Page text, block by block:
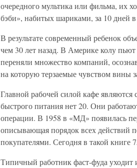
очередного мультика или фильма, их
бэби», набитых шариками, за 10 дней
В результате современный ребенок
чем 30 лет назад. В Америке колу
переняли множество компаний,
на которую терзаемые чувством вины
Главной рабочей силой кафе являются
быстрого питания нет 20. Они
операции. В 1958 в «МД» появилась
описывающая порядок всех действий
покупателями. Сегодня в такой книге
Типичный работник фаст-фуда уходит